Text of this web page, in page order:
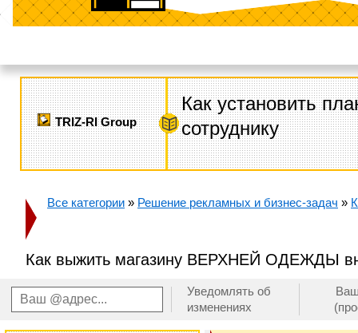
TRIZ-RI Group
Как установить
сотруднику
Все категории » Решение рекламных и бизнес-задач »
Как выжить магазину ВЕРХНЕЙ ОДЕЖДЫ
Уведомлять об
изменениях